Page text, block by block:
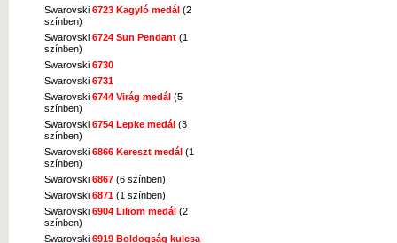
Swarovski 6723 Kagyló medál (2
színben)
Swarovski 6724 Sun Pendant (1
színben)
Swarovski 6730
Swarovski 6731
Swarovski 6744 Virág medál (5
színben)
Swarovski 6754 Lepke medál (3
színben)
Swarovski 6866 Kereszt medál (1
színben)
Swarovski 6867 (6 színben)
Swarovski 6871 (1 színben)
Swarovski 6904 Liliom medál (2
színben)
Swarovski 6919 Boldogság kulcsa